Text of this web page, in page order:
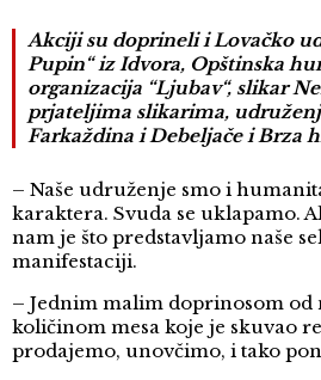
Akciji su doprineli i Lovačko
Pupin“ iz Idvora, Opštinska
organizacija “Ljubav“, slikar
prjateljima slikarima,
Farkaždina i Debeljače i Brza
– Naše udruženje smo i
karaktera. Svuda se uklapamo.
nam je što predstavljamo naše
manifestaciji.
– Jednim malim doprinosom od
količinom mesa koje je skuvao
prodajemo, unovčimo, i tako